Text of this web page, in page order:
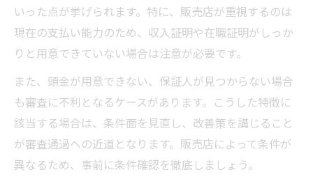
いった点が挙げられます。特に、販売店が重視するのは
現在の支払い能力のため、収入証明や在職証明がしっか
りと用意できていない場合は注意が必要です。
また、頭金が用意できない、保証人が見つからない場合
も審査に不利となるケースがあります。こうした特徴に
該当する場合は、条件面を見直し、改善策を講じること
が審査通過への近道となります。販売店によって条件が
異なるため、事前に条件確認を徹底しましょう。